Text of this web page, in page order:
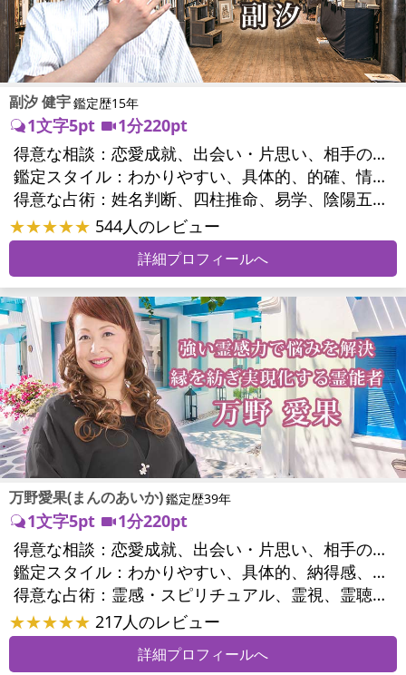
副汐 健宇鑑定歴15年
1文字5pt
1分220pt
得意な相談：
恋愛成就、出会い・片思い、相手の気持ち、相性、結婚、二人の今後、人間関係、職場の人間関係、対人関係、仕事運、適職、天職、転職、進路、就職、人生全般、開業、夢、目標、ビジネスチャンス、ビジネスパートナー、家族関係、夫婦関係、家庭問題、夫婦問題、親族問題、精神問題、心の問題、うつ、トラウマ、ストレス、人生相談、ペットの気持ち、引越し・転居、開運指導、健康運、金運、ご近所問題
鑑定スタイル：
わかりやすい、具体的、的確、情報量が多い、聞き上手、とても話しやすい、じっくり聞いてくれる、深く濃厚、前向き・元気になれる
得意な占術：
姓名判断、四柱推命、易学、陰陽五行、手相、サイコロ
★★★★★ 544人のレビュー
詳細プロフィールへ
万野愛果(まんのあいか)鑑定歴39年
1文字5pt
1分220pt
得意な相談：
恋愛成就、出会い・片思い、相手の気持ち、相性、縁結び、結婚、男心・女心、二人の今後、複雑な恋愛、三角関係、略奪愛、浮気、不倫、復活愛、復縁、離婚、同性愛・LGBT、人間関係、職場の人間関係、対人関係、仕事運、適職、天職、転職、進路、就職、人生全般、使命、経営相談、人事、開業、廃業、夢、目標、ビジネスチャンス、ビジネスパートナー、パワーハラスメント、セクシャルハラスメント、家族関係、夫婦関係、家庭問題、夫婦問題、親族問題、育児・子育て、シングルマザー、ドメスティックバイオレンス、相続関係、美容、精神問題、心の問題、うつ、ストレス、いじめ、人生相談、霊的問題、ご先祖様、守護霊様、お墓参り、魂の本質、前世、来世、夢診断、ペットの気持ち、ペット交信、ペットへのヒーリング、パワーストーン選択、引越し・転居、方位、開運指導、健康運、金銭トラブル、ご近所問題、縁切り
鑑定スタイル：
わかりやすい、具体的、納得感、友達のように相談できる、聞き上手、とても話しやすい、じっくり聞いてくれる、愛にあふれ温かい、勇気をくれる、前向き・元気になれる、実力派
得意な占術：
霊感・スピリチュアル、霊視、霊聴、未来予知、前世・来世、守護霊対話、波動修正、オーラ、エネルギー調整、ソウルメイト、チャネリング、ペットの気持ち、タロット、オラクルカード、風水、姓名判断、九星気学、四柱推命、数秘術、カラー診断、夢診断、易学、手相、人相(顔相)、祈祷、祈願、縁結び、除霊、縁切り、パワーストーン、水晶、サイコロ、ヒーリング、レイキ、カウンセリング、オリジナル占術
★★★★★ 217人のレビュー
詳細プロフィールへ